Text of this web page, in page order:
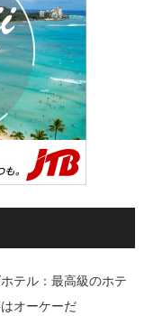
テル：最高級のホテ
オーケーだ